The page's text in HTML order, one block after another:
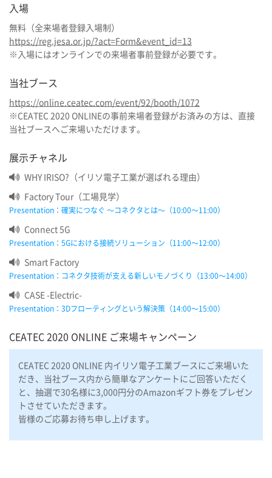
入場
無料（全来場者登録入場制）
https://reg.jesa.or.jp/?act=Form&event_id=13
※入場にはオンラインでの来場者事前登録が必要です。
当社ブース
https://online.ceatec.com/event/92/booth/1072
※CEATEC 2020 ONLINEの事前来場者登録がお済みの方は、直接
当社ブースへご来場いただけます。
展示チャネル
WHY IRISO?（イリソ電子工業が選ばれる理由）
Factory Tour（工場見学）
Presentation：確実につなぐ​ ～コネクタとは～（10:00～11:00）​​
Connect 5G​
Presentation：5Gにおける接続​ソリューション（11:00～12:00​​）
Smart​ Factory
Presentation：コネクタ技術が支える新しいモノづくり（13:00～14:00​）
CASE -Electric-​
Presentation：3Dフローティング​ という解決策​（14:00～15:00）
CEATEC 2020 ONLINE ご来場キャンペーン
CEATEC 2020 ONLINE 内イリソ電子工業ブースにご来場いた
だき、当社ブース内から簡単なアンケートにご回答いただく
と、抽選で30名様に3,000円分のAmazonギフト券をプレゼン
トさせていただきます。
皆様のご応募お待ち申し上げます。